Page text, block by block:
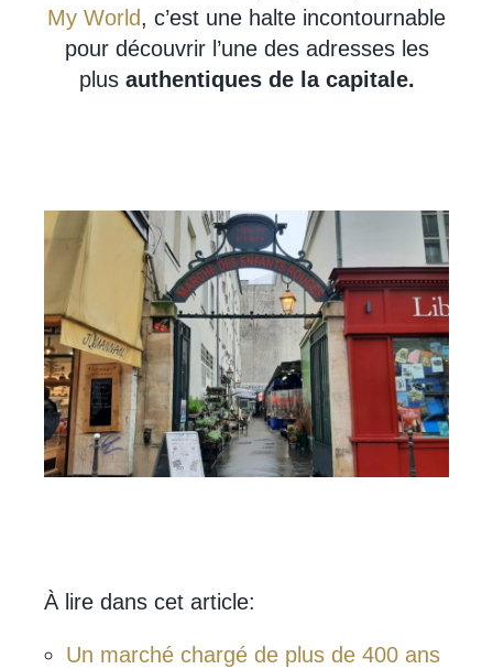
My World, c’est une halte incontournable
pour découvrir l’une des adresses les
plus authentiques de la capitale.
À lire dans cet article:
Un marché chargé de plus de 400 ans